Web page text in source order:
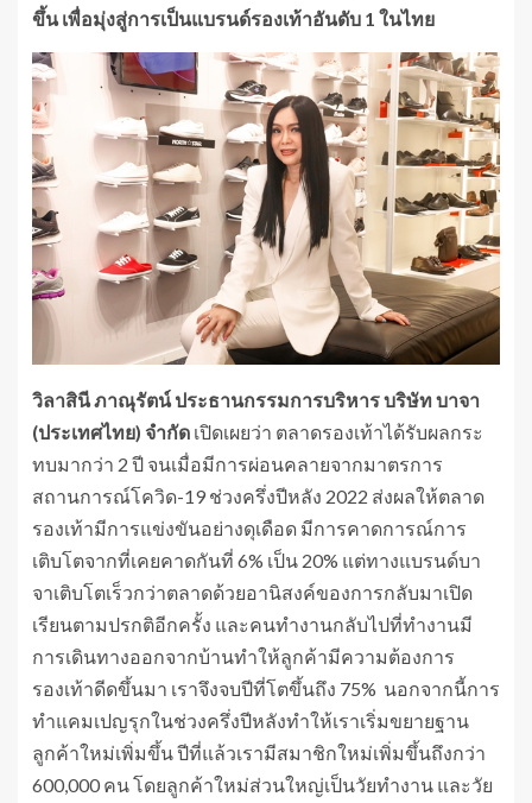
ขึ้น เพื่อมุ่งสู่การเป็นแบรนด์รองเท้าอันดับ 1 ในไทย
วิลาสินี ภาณุรัตน์ ประธานกรรมการบริหาร บริษัท บาจา
(ประเทศไทย) จำกัด เปิดเผยว่า ตลาดรองเท้าได้รับผลกระ
ทบมากว่า 2 ปี จนเมื่อมีการผ่อนคลายจากมาตรการ
สถานการณ์โควิด-19 ช่วงครึ่งปีหลัง 2022 ส่งผลให้ตลาด
รองเท้ามีการแข่งขันอย่างดุเดือด มีการคาดการณ์การ
เติบโตจากที่เคยคาดกันที่ 6% เป็น 20% แต่ทางแบรนด์บา
จาเติบโตเร็วกว่าตลาดด้วยอานิสงค์ของการกลับมาเปิด
เรียนตามปรกติอีกครั้ง และคนทำงานกลับไปที่ทำงานมี
การเดินทางออกจากบ้านทำให้ลูกค้ามีความต้องการ
รองเท้าดีดขึ้นมา เราจึงจบปีที่โตขึ้นถึง 75% นอกจากนี้การ
ทำแคมเปญรุกในช่วงครึ่งปีหลังทำให้เราเริ่มขยายฐาน
ลูกค้าใหม่เพิ่มขึ้น ปีที่แล้วเรามีสมาชิกใหม่เพิ่มขึ้นถึงกว่า
600,000 คน โดยลูกค้าใหม่ส่วนใหญ่เป็นวัยทำงาน และวัย